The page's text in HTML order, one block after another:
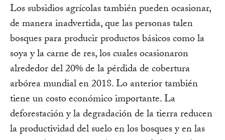
Los subsidios agrícolas también pueden ocasionar,
de manera inadvertida, que las personas talen
bosques para producir productos básicos como la
soya y la carne de res, los cuales ocasionaron
alrededor del 20% de la pérdida de cobertura
arbórea mundial en 2018. Lo anterior también
tiene un costo económico importante. La
deforestación y la degradación de la tierra reducen
la productividad del suelo en los bosques y en las